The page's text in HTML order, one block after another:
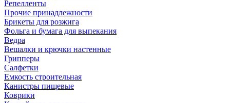
Репелленты
Прочие принадлежности
Брикеты для розжига
Фольга и бумага для выпекания
Ведра
Вешалки и крючки настенные
Грипперы
Салфетки
Емкость строительная
Канистры пищевые
Коврики